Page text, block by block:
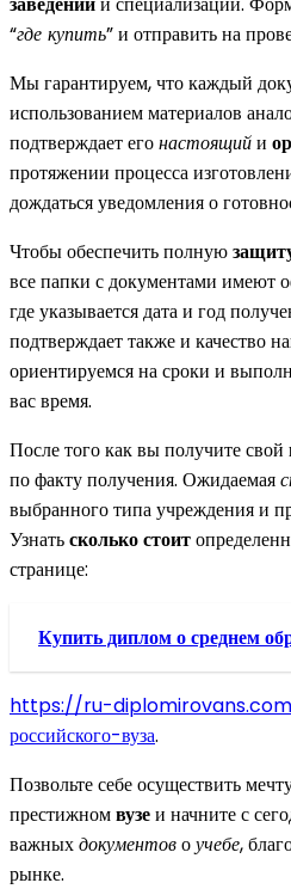
“где купить” и отправить на
Мы гарантируем, что каждый
использованием материалов
подтверждает егонастоящийи
протяжении процесса
дождаться уведомления о
Чтобы обеспечить полную
все папки с документами имеют
где указывается дата и год
подтверждает также и качество
ориентируемся на сроки и
вас время.
После того как вы получите свой
по факту получения. Ожидаемая
выбранного типа учреждения и
Узнатьсколько стоит
странице:
Купить диплом о среднем
https://ru-diplomirovans.com/
российского-вуза.
Позвольте себе осуществить
престижномвузеи начните с
важныхдокументовоучебе,
рынке.